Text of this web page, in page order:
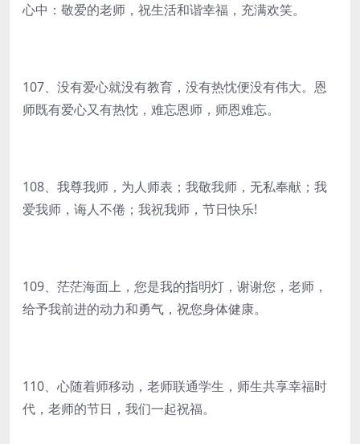
心中：敬爱的老师，祝生活和谐幸福，充满欢笑。
107、没有爱心就没有教育，没有热忱便没有伟大。恩
师既有爱心又有热忱，难忘恩师，师恩难忘。
108、我尊我师，为人师表；我敬我师，无私奉献；我
爱我师，诲人不倦；我祝我师，节日快乐!
109、茫茫海面上，您是我的指明灯，谢谢您，老师，
给予我前进的动力和勇气，祝您身体健康。
110、心随着师移动，老师联通学生，师生共享幸福时
代，老师的节日，我们一起祝福。